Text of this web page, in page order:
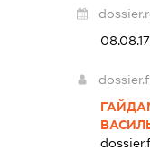
08.08.17